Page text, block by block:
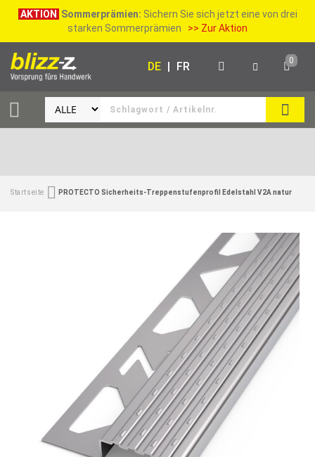
AKTION Sommerprämien: Sichern Sie sich jetzt eine von drei
starken Sommerprämien >> Zur Aktion
SUCHE
DE | FR 0
Startseite PROTECTO Sicherheits-Treppenstufenprofil Edelstahl V2A natur